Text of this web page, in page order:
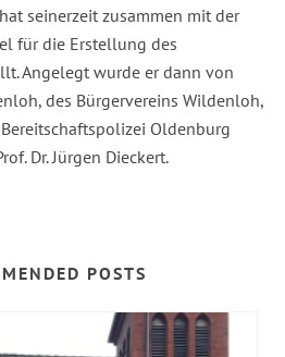
seinerzeit zusammen mit der
für die Erstellung des
Angelegt wurde er dann von
des Bürgervereins Wildenloh,
Oldenburg
Dr. Jürgen Dieckert.
POSTS